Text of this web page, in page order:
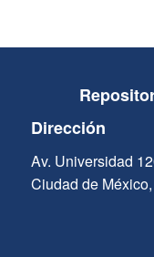
Dirección
Av. Universidad
Ciudad de